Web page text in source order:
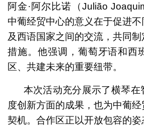
阿金·阿尔比诺（Julião
中葡经贸中心的意义在于促进
及西语国家之间的交流，共同
措施。他强调，葡萄牙语和西
区、共建未来的重要纽带。
本次活动充分展示了横琴在
度创新方面的成果，也为中葡
契机。合作区正以开放包容的